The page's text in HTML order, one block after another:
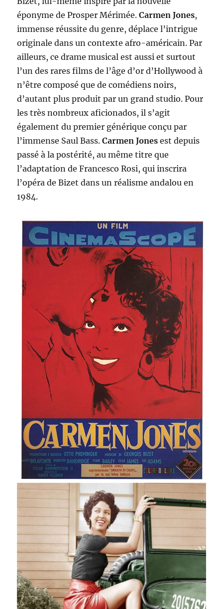
éponyme de Prosper Mérimée.Carmen Jones,
immense réussite du genre, déplace l’intrigue
originale dans un contexte afro-américain. Par
ailleurs, ce drame musical est aussi et surtout
l’un des rares films de l’âge d’or d’Hollywood à
n’être composé que de comédiens noirs,
d’autant plus produit par un grand studio. Pour
les très nombreux aficionados, il s’agit
également du premier générique conçu par
l’immense Saul Bass.Carmen Jones est depuis
passé à la postérité, au même titre que
l’adaptation de Francesco Rosi, qui inscrira
l’opéra de Bizet dans un réalisme andalou en
1984.